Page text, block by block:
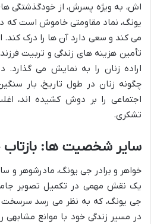
اش، به ویژه پسرش، از خودگذشتگی
یونگ، نماد مقاومتی خاموش است که
می کند و سعی دارد آن ها را درک کند.
تأمین هزینه های زندگی و تربیت
اراده زنان را به نمایش می
چگونه زنان در طول تاریخ، بار
اجتماعی را بر دوش کشیده اند،
تشکری.
سایر شخصیت ها: بازتاب
خواهر و برادر جی یونگ، مادرشوهر و
یک نقش مهمی در تکمیل تصویر
جی یونگ، که به نظر می رسد سرسخت
در مسیر زندگی خود با موانع مشابهی